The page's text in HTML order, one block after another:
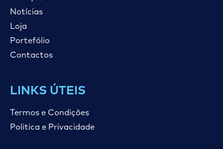
Notícias
Loja
Portefólio
Contactos
LINKS ÚTEIS
Termos e Condições
Politica e Privacidade